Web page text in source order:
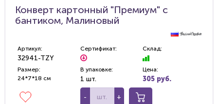
Конверт картонный "Премиум" с
бантиком, Малиновый
Артикул:
32941-TZY
Сертификат: Склад:
Размер:
24*7*18 см
В упаковке:
1 шт.
Цена:
305 руб.
- +